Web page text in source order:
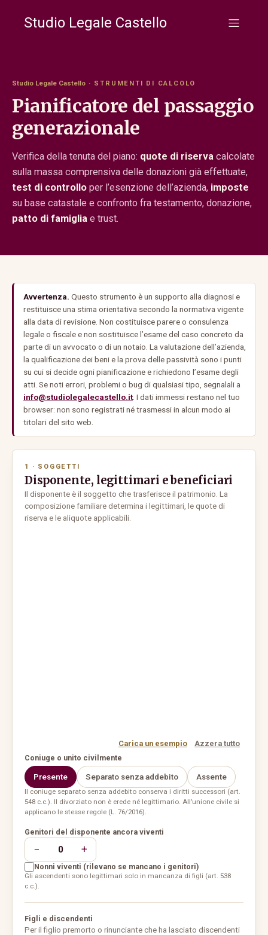
Studio Legale Castello
Studio Legale Castello · STRUMENTI DI CALCOLO
Pianificatore del passaggio
generazionale
Verifica della tenuta del piano: quote di riserva calcolate
sulla massa comprensiva delle donazioni già effettuate,
test di controllo per l’esenzione dell’azienda, imposte
su base catastale e confronto fra testamento, donazione,
patto di famiglia e trust.
Avvertenza. Questo strumento è un supporto alla diagnosi e
restituisce una stima orientativa secondo la normativa vigente
alla data di revisione. Non costituisce parere o consulenza
legale o fiscale e non sostituisce l’esame del caso concreto da
parte di un avvocato o di un notaio. La valutazione dell’azienda,
la qualificazione dei beni e la prova delle passività sono i punti
su cui si decide ogni pianificazione e richiedono l’esame degli
atti. Se noti errori, problemi o bug di qualsiasi tipo, segnalali a
info@studiolegalecastello.it. I dati immessi restano nel tuo
browser: non sono registrati né trasmessi in alcun modo ai
titolari del sito web.
1 · SOGGETTI
Disponente, legittimari e beneficiari
Il disponente è il soggetto che trasferisce il patrimonio. La
composizione familiare determina i legittimari, le quote di
riserva e le aliquote applicabili.
Carica un esempio
Azzera tutto
Coniuge o unito civilmente
Presente Separato senza addebito Assente
Il coniuge separato senza addebito conserva i diritti successori (art.
548 c.c.). Il divorziato non è erede né legittimario. All’unione civile si
applicano le stesse regole (L. 76/2016).
Genitori del disponente ancora viventi
− 0 +
Nonni viventi (rilevano se mancano i genitori)
Gli ascendenti sono legittimari solo in mancanza di figli (art. 538
c.c.).
Figli e discendenti
Per il figlio premorto o rinunciante che ha lasciato discendenti